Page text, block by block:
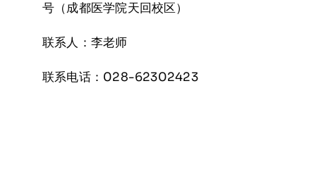
号（成都医学院天回校区）
联系人：李老师
联系电话：028-62302423